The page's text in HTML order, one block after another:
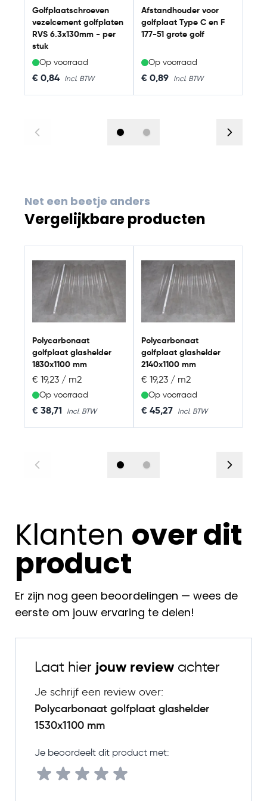
Golfplaatschroeven
vezelcement golfplaten
RVS 6.3x130mm - per
stuk
Op voorraad
€ 0,84
Afstandhouder voor
golfplaat Type C en F
177-51 grote golf
Op voorraad
€ 0,89
Net een beetje anders
Vergelijkbare producten
Navigating through the elements of the carousel is
Press to skip carousel
Press to go to carousel navigation
Polycarbonaat
golfplaat glashelder
1830x1100 mm
€ 19,23 / m2
Op voorraad
€ 38,71
Polycarbonaat
golfplaat glashelder
2140x1100 mm
€ 19,23 / m2
Op voorraad
€ 45,27
Klanten over dit
product
Er zijn nog geen beoordelingen — wees de
eerste om jouw ervaring te delen!
Laat hier jouw review achter
Je schrijf een review over:
Polycarbonaat golfplaat glashelder
1530x1100 mm
Je beoordeelt dit product met: